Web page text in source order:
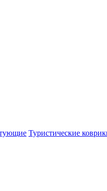
Туристические